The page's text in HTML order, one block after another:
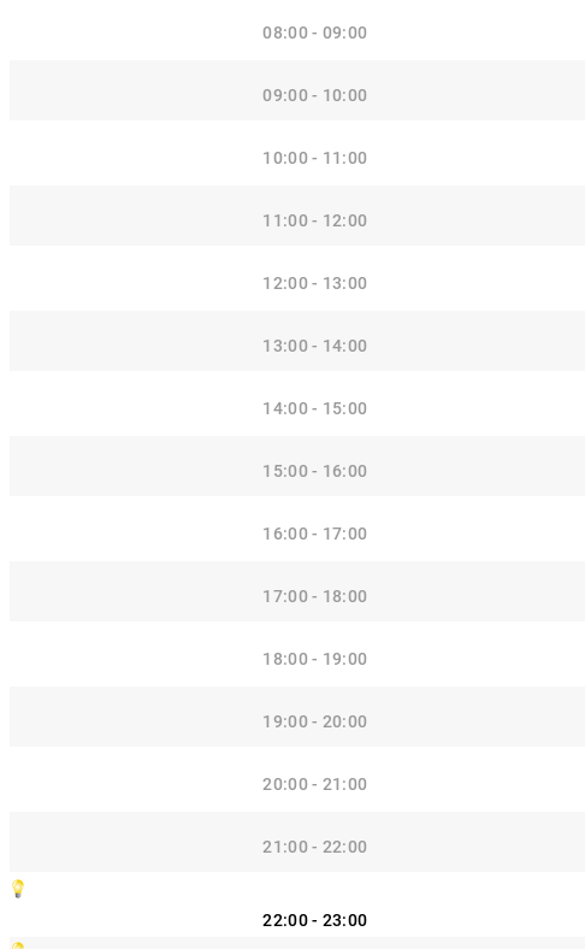
08:00 - 09:00
09:00 - 10:00
10:00 - 11:00
11:00 - 12:00
12:00 - 13:00
13:00 - 14:00
14:00 - 15:00
15:00 - 16:00
16:00 - 17:00
17:00 - 18:00
18:00 - 19:00
19:00 - 20:00
20:00 - 21:00
21:00 - 22:00
22:00 - 23:00